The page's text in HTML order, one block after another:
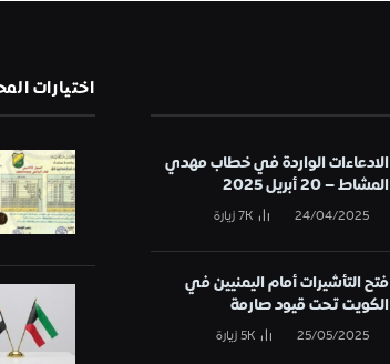
الادعاءات الواردة في خطاب مهدي
المشاط – 20 أبريل 2025
24/04/2025
7Kزيارة
فتح التأشيرات أمام اليمنيين في
الكويت تحت قيود صارمة
25/05/2025
5Kزيارة
اختيارات